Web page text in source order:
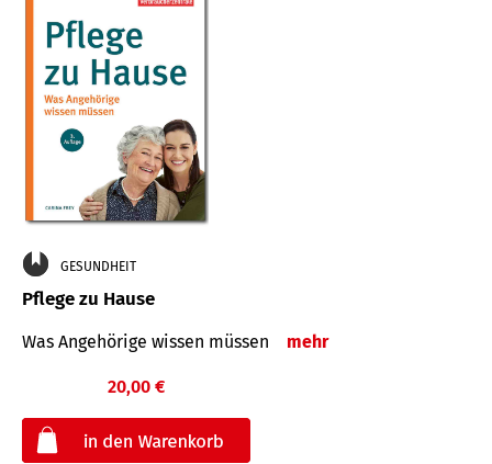
GESUNDHEIT
Pflege zu Hause
Was Angehörige wissen müssen mehr
20,00 €